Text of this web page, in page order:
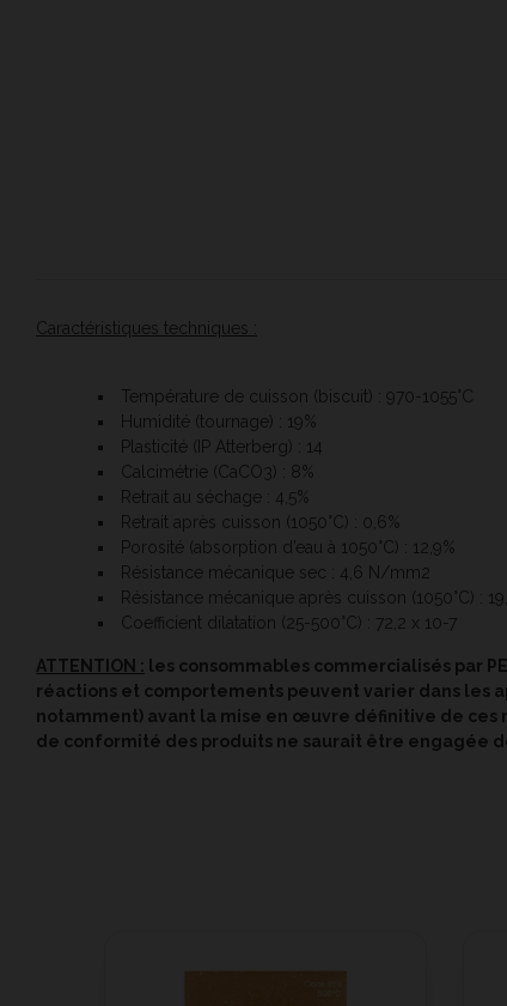
Caractéristiques techniques :
Température de cuisson (biscuit) : 970-1055°C
Humidité (tournage) : 19%
Plasticité (IP Atterberg) : 14
Calcimétrie (CaCO3) : 8%
Retrait au séchage : 4,5%
Retrait après cuisson (1050°C) : 0,6%
Porosité (absorption d’eau à 1050°C) : 12,9%
Résistance mécanique sec : 4,6 N/mm2
Résistance mécanique après cuisson (1050°C) :
Coefficient dilatation (25-500°C) : 72,2 x 10-7
ATTENTION : les consommables commercialisés par
réactions et comportements peuvent varier dans les
notamment) avant la mise en œuvre définitive de ces
de conformité des produits ne saurait être engagée